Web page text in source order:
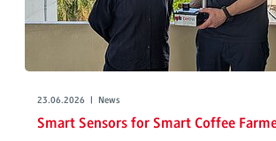
23.06.2026 | News
Smart Sensors for Smart Coffee